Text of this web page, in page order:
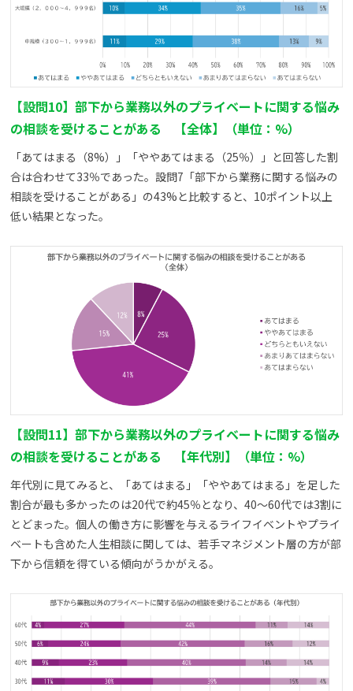
【設問10】部下から業務以外のプライベートに関する悩み
の相談を受けることがある 【全体】（単位：%）
「あてはまる（8%）」「ややあてはまる（25％）」と回答した割
合は合わせて33％であった。設問7「部下から業務に関する悩みの
相談を受けることがある」の43%と比較すると、10ポイント以上
低い結果となった。
【設問11】部下から業務以外のプライベートに関する悩み
の相談を受けることがある 【年代別】（単位：%）
年代別に見てみると、「あてはまる」「ややあてはまる」を足した
割合が最も多かったのは20代で約45％となり、40～60代では3割に
とどまった。個人の働き方に影響を与えるライフイベントやプライ
ベートも含めた人生相談に関しては、若手マネジメント層の方が部
下から信頼を得ている傾向がうかがえる。